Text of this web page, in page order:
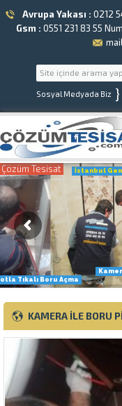
Avrupa Yakası : 0212
Gsm : 0551 231 83 55
Sosyal Medyada Biz }
Çözüm Tesisat
Tıkalı Boru Açma
İstanbul
KAMERA ILE BORU